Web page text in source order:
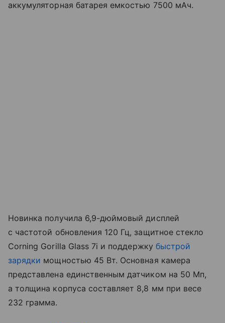
аккумуляторная батарея емкостью 7500 мАч.
Новинка получила 6,9-дюймовый дисплей
с частотой обновления 120 Гц, защитное стекло
Corning Gorilla Glass 7i и поддержку быстрой
зарядки мощностью 45 Вт. Основная камера
представлена единственным датчиком на 50 Мп,
а толщина корпуса составляет 8,8 мм при весе
232 грамма.